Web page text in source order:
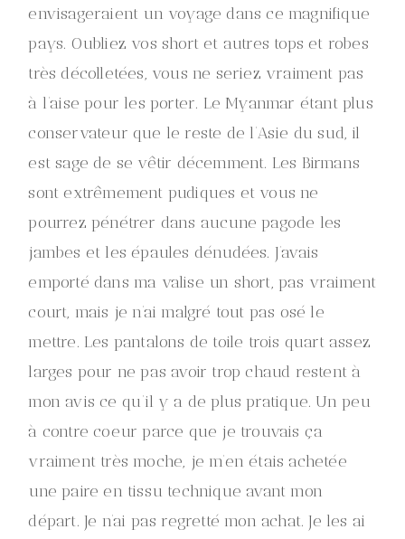
envisageraient un voyage dans ce magnifique
pays. Oubliez vos short et autres tops et robes
très décolletées, vous ne seriez vraiment pas
à l’aise pour les porter. Le Myanmar étant plus
conservateur que le reste de l’Asie du sud, il
est sage de se vêtir décemment. Les Birmans
sont extrêmement pudiques et vous ne
pourrez pénétrer dans aucune pagode les
jambes et les épaules dénudées. J’avais
emporté dans ma valise un short, pas vraiment
court, mais je n’ai malgré tout pas osé le
mettre. Les pantalons de toile trois quart assez
larges pour ne pas avoir trop chaud restent à
mon avis ce qu’il y a de plus pratique. Un peu
à contre coeur parce que je trouvais ça
vraiment très moche, je m’en étais achetée
une paire en tissu technique avant mon
départ. Je n’ai pas regretté mon achat. Je les ai